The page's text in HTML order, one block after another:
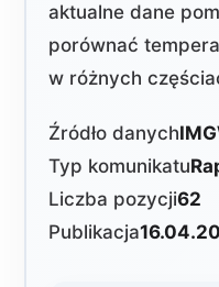
aktualne dane
porównać
w różnych
Źródło danych
Typ komunikatu
Liczba pozycji62
Publikacja